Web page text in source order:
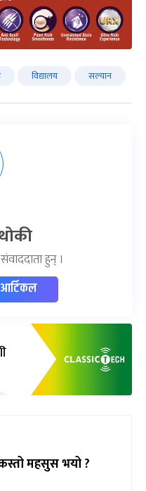
विद्यालय सल्यान
हुन् ।
महसुस भयो ?